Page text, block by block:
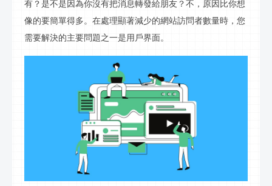
有？是不是因為你沒有把消息轉發給朋友？不，原因比你想
像的要簡單得多。在處理顯著減少的網站訪問者數量時，您
需要解決的主要問題之一是用戶界面。